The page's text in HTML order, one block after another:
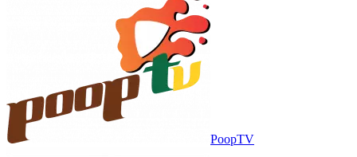
PoopTV